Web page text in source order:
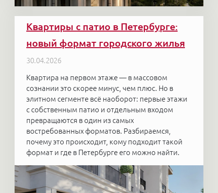
Квартиры с патио в Петербурге:
новый формат городского жилья
30.04.2026
Квартира на первом этаже — в массовом
сознании это скорее минус, чем плюс. Но в
элитном сегменте всё наоборот: первые этажи
с собственным патио и отдельным входом
превращаются в один из самых
востребованных форматов. Разбираемся,
почему это происходит, кому подходит такой
формат и где в Петербурге его можно найти.